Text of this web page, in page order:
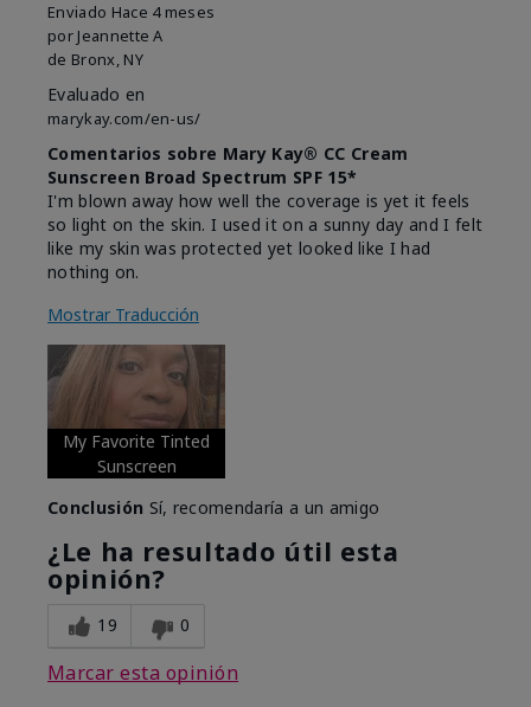
Enviado Hace 4 meses
por Jeannette A
de Bronx, NY
Evaluado en
marykay.com/en-us/
Comentarios sobre Mary Kay® CC Cream
Sunscreen Broad Spectrum SPF 15*
I'm blown away how well the coverage is yet it feels
so light on the skin. I used it on a sunny day and I felt
like my skin was protected yet looked like I had
nothing on.
Mostrar Traducción
My Favorite Tinted
Sunscreen
Conclusión Sí, recomendaría a un amigo
¿Le ha resultado útil esta
opinión?
19 0
Marcar esta opinión